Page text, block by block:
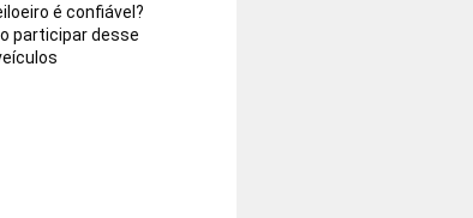
é confiável?
participar desse